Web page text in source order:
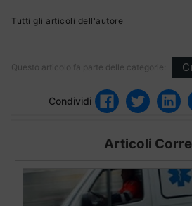
Tutti gli articoli dell'autore
Questo articolo fa parte delle categorie:
Condividi
Articoli